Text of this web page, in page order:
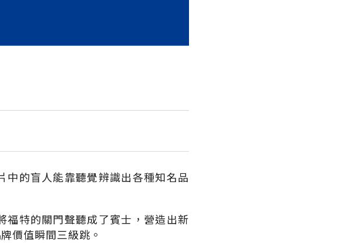
中的盲人能靠聽覺辨識出各種知名品
福特的關門聲聽成了賓士，營造出新
價值瞬間三級跳。